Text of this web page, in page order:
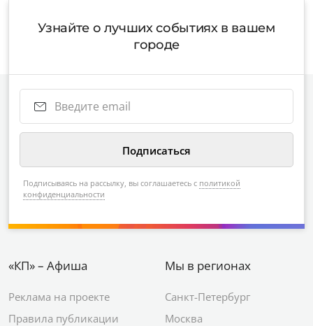
Узнайте о лучших событиях в вашем
городе
Подписываясь на рассылку, вы соглашаетесь с политикой
конфиденциальности
«КП» – Афиша
Реклама на проекте
Правила публикации
Мы в регионах
Санкт-Петербург
Москва